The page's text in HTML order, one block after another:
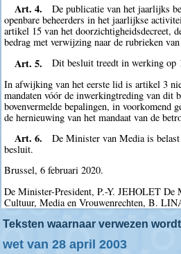
Art. 4.
De publicatie van het jaarlijks
openbare beheerders in het jaarlijkse
artikel 15 van het doorzichtigheidsdecreet,
bedrag met verwijzing naar de rubrieken
Art. 5.
Dit besluit treedt in werking op
In afwijking van het eerste lid is artikel 3
mandaten vóór de inwerkingtreding van dit
bovenvermelde bepalingen, in voorkomend
de hernieuwing van het mandaat van de
Art. 6.
De Minister van Media is
besluit.
Brussel, 6 februari 2020.
De Minister-President, P.-Y. JEHOLET De
Cultuur, Media en Vrouwenrechten, B.
Teksten waarnaar verwezen
wet van 28 april 2003